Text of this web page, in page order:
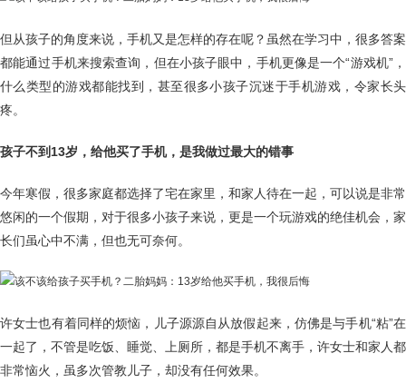
但从孩子的角度来说，手机又是怎样的存在呢？虽然在学习中，很多答案
都能通过手机来搜索查询，但在小孩子眼中，手机更像是一个“游戏机”，
什么类型的游戏都能找到，甚至很多小孩子沉迷于手机游戏，令家长头
疼。
孩子不到13岁，给他买了手机，是我做过最大的错事
今年寒假，很多家庭都选择了宅在家里，和家人待在一起，可以说是非常
悠闲的一个假期，对于很多小孩子来说，更是一个玩游戏的绝佳机会，家
长们虽心中不满，但也无可奈何。
许女士也有着同样的烦恼，儿子源源自从放假起来，仿佛是与手机“粘”在
一起了，不管是吃饭、睡觉、上厕所，都是手机不离手，许女士和家人都
非常恼火，虽多次管教儿子，却没有任何效果。